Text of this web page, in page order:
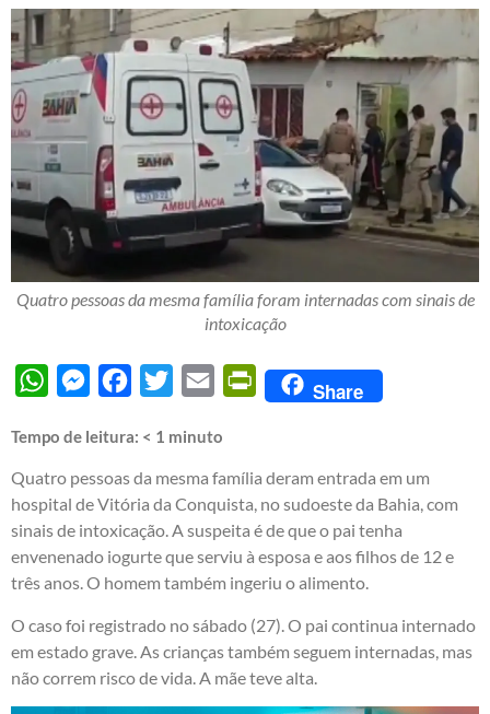
Quatro pessoas da mesma família foram internadas com sinais de
intoxicação
WhatsAppMessengerFacebook
Twitter Email PrintFriendly
Share
Tempo de leitura: < 1 minuto
Quatro pessoas da mesma família deram entrada em um
hospital de Vitória da Conquista, no sudoeste da Bahia, com
sinais de intoxicação. A suspeita é de que o pai tenha
envenenado iogurte que serviu à esposa e aos filhos de 12 e
três anos. O homem também ingeriu o alimento.
O caso foi registrado no sábado (27). O pai continua internado
em estado grave. As crianças também seguem internadas, mas
não correm risco de vida. A mãe teve alta.